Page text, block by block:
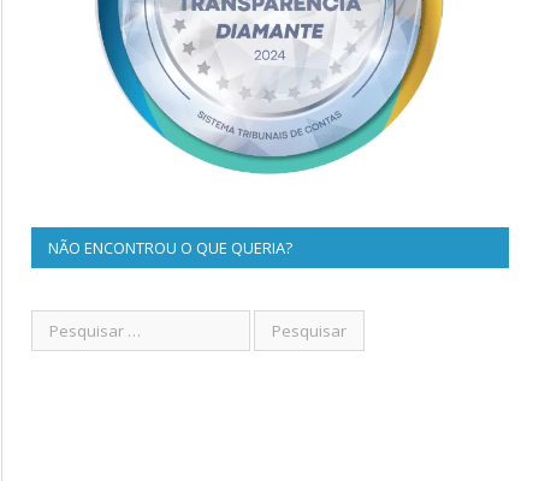
NÃO ENCONTROU O QUE QUERIA?